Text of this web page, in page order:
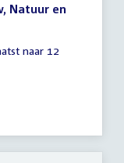
Natuur en
naar 12